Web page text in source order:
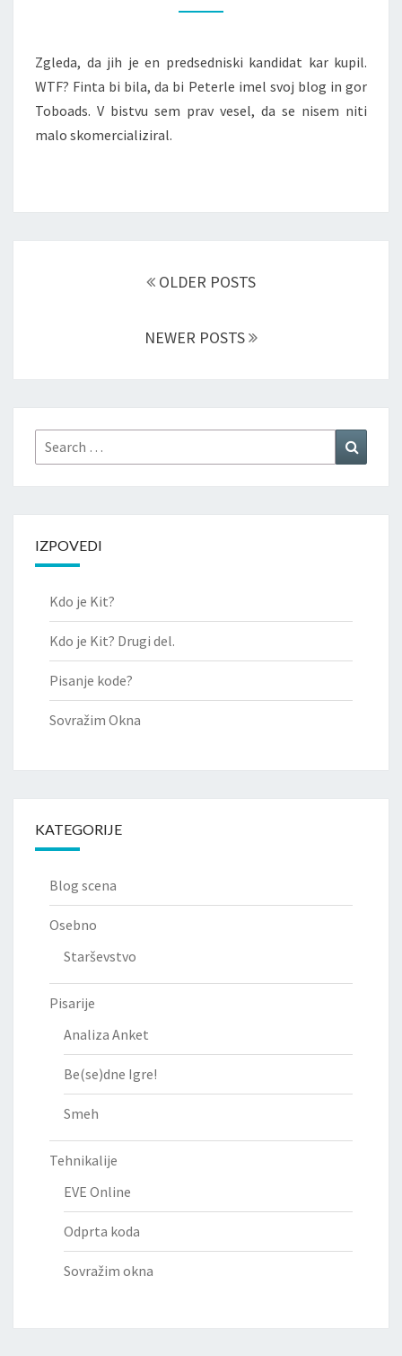
Zgleda, da jih je en predsedniski kandidat kar kupil.
WTF? Finta bi bila, da bi Peterle imel svoj blog in gor
Toboads. V bistvu sem prav vesel, da se nisem niti
malo skomercializiral.
OLDER POSTS
NEWER POSTS
Search
for:
IZPOVEDI
Kdo je Kit?
Kdo je Kit? Drugi del.
Pisanje kode?
Sovražim Okna
KATEGORIJE
Blog scena
Osebno
Starševstvo
Pisarije
Analiza Anket
Be(se)dne Igre!
Smeh
Tehnikalije
EVE Online
Odprta koda
Sovražim okna